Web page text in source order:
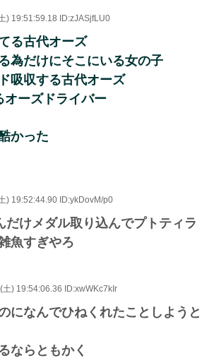
) 19:51:59.18 ID:zJASjfLU0
る古代オーズ
為だけにそこにいる女の子
吸収する古代オーズ
オーズドライバー
かった
) 19:52:44.90 ID:ykDovM/p0
だけメダル取り込んでプトティラ
魚すぎやろ
土) 19:54:06.36 ID:xwWKc7kIr
になんでひねくれたことしようと
ならともかく